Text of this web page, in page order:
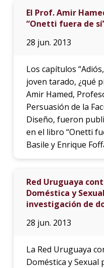
El Prof. Amir
“Onetti fuera de
28 jun. 2013
Los capítulos
joven tarado, ¿qué
Amir Hamed,
Persuasión de la
Diseño, fueron
en el libro “Onetti
Basile y Enrique
Red Uruguaya
Doméstica y
investigación de
28 jun. 2013
La Red Uruguaya
Doméstica y Sexual